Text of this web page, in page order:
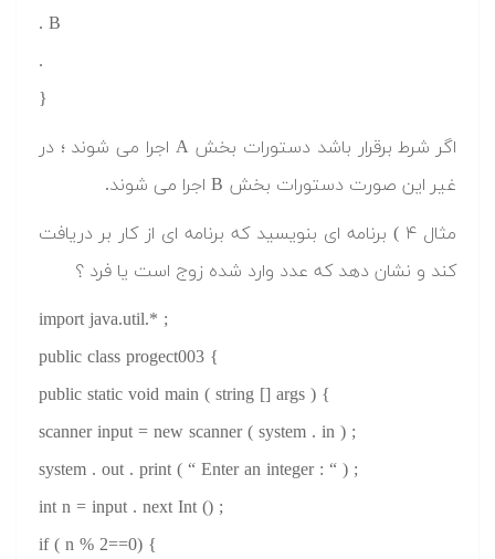
. B
.
}
اگر شرط برقرار باشد دستورات بخش A اجرا می شوند ؛ در
غیر این صورت دستورات بخش B اجرا می شوند.
مثال ۴ ) برنامه ای بنویسید که برنامه ای از کار بر دریافت
کند و نشان دهد که عدد وارد شده زوج است یا فرد ؟
import java.util.* ;
public class progect003 {
public static void main ( string [] args ) {
scanner input = new scanner ( system . in ) ;
system . out . print ( “ Enter an integer : “ ) ;
int n = input . next Int () ;
if ( n % 2==0) {